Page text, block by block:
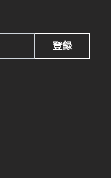
登録